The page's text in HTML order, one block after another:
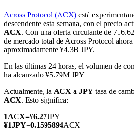
Futuros COIN-M
Futuros de criptomonedas
TradFi
primas
Across Protocol (ACX) está
descendente esta semana, con el precio
ACX. Con una oferta circulante de
de mercado total de Across Protocol ahora
aproximadamente ¥4.3B JPY.
En las últimas 24 horas, el volumen de
ha alcanzado ¥5.79M JPY
Actualmente, la ACX a JPY tasa de
ACX. Esto significa:
1ACX=¥6.27JPY
¥1JPY=0.1595894ACX